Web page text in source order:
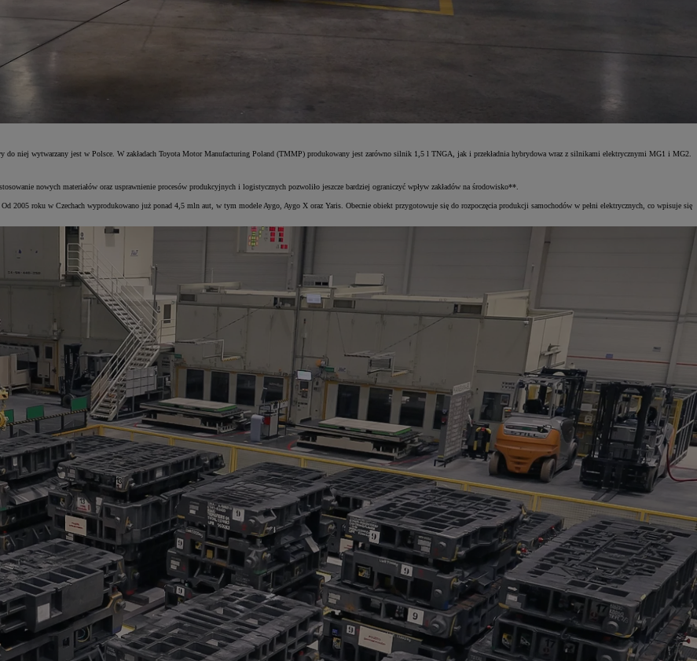
niej wytwarzany jest w Polsce. W zakładach Toyota Motor Manufacturing Poland (TMMP) produkowany jest zarówno silnik 1,5 l TNGA, jak i przekładnia hybrydowa wraz z silnikami elektrycznymi MG1 i MG2.
nowych materiałów oraz usprawnienie procesów produkcyjnych i logistycznych pozwoliło jeszcze bardziej ograniczyć wpływ zakładów na środowisko**.
2005 roku w Czechach wyprodukowano już ponad 4,5 mln aut, w tym modele Aygo, Aygo X oraz Yaris. Obecnie obiekt przygotowuje się do rozpoczęcia produkcji samochodów w pełni elektrycznych, co wpisuje się